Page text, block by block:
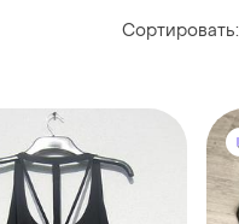
Сортировать: